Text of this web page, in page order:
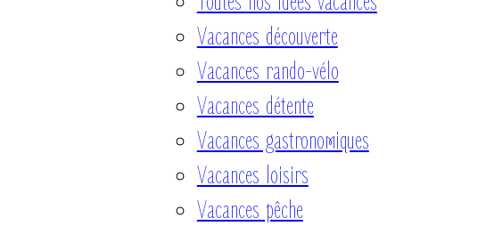
Vacances découverte
Vacances rando-vélo
Vacances détente
Vacances gastronomiques
Vacances loisirs
Vacances pêche